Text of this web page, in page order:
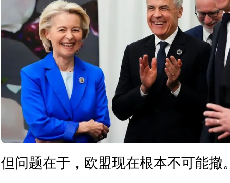
但问题在于，欧盟现在根本不可能撤